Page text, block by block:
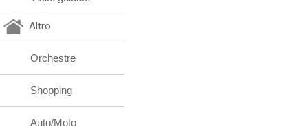
Altro
Orchestre
Shopping
Auto/Moto